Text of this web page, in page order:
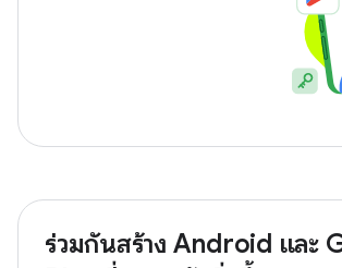
ร่วมกันสร้าง Android และ